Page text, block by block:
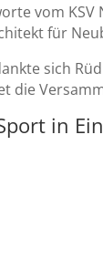
vom
für
sich
die
in